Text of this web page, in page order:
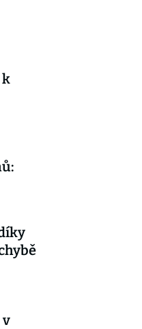
k
v